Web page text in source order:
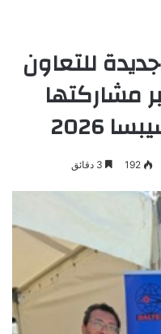
للتعاون
مشاركتها
192